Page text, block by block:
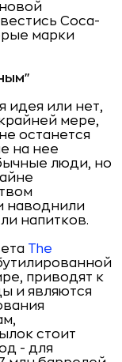
Coca-
марки
идея или нет,
мере,
останется
на нее
люди, но
наводнили
напитков.
The
приводят к
и являются
стоит
- для